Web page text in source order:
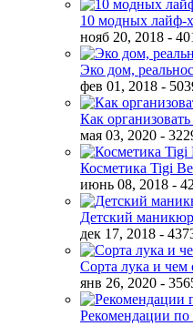
10 модных лайф-
нояб 20, 2018 -
Эко дом,
фев 01, 2018 -
Как
мая 03, 2020 -
Косметика Tigi
июнь 08, 2018 -
Детский маникюр
дек 17, 2018 -
Сорта лука и чем
янв 26, 2020 -
Рекомендации по